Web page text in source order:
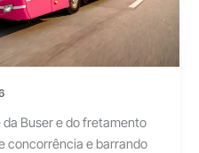
Buser e do fretamento
concorrência e barrando